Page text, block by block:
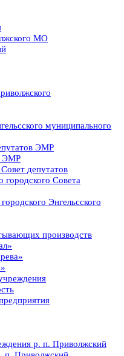
МО
муниципального
ЭМР
ЭМР
депутатов
городского Совета
Энгельсского
производств
р. п. Приволжский